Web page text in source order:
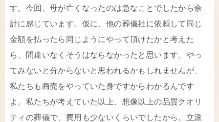
す。今回、母が亡くなったのは急なことでしたから余
計に感じています。仮に、他の葬儀社に依頼して同じ
金額を払ったら同じようにやって頂けたかと考えた
ら、間違いなくそうはならなかったと思います。やっ
てみないと分からないと思われるかもしれませんが、
私たちも商売をやっていた身ですからわかるんです
よ。私たちが考えていた以上、想像以上の品質クオリ
ティの葬儀で、費用も少ないくらいでしたから。立派